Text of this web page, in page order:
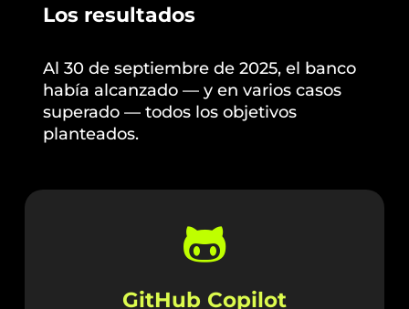
Los resultados
Al 30 de septiembre de 2025, el banco
había alcanzado — y en varios casos
superado — todos los objetivos
planteados.
GitHub Copilot